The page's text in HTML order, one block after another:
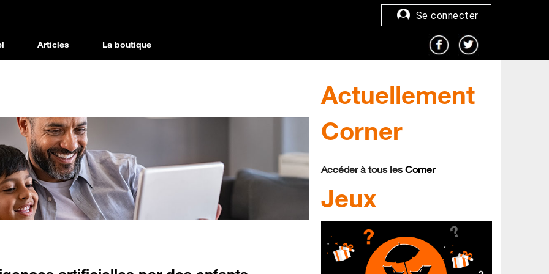
Se connecter
Articles La boutique
Actuellement
Corner
Accéder à tous lesCorner
Jeux